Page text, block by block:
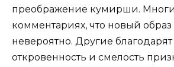
преображение кумирши.
комментариях, что новый образ
невероятно. Другие благодарят
откровенность и смелость